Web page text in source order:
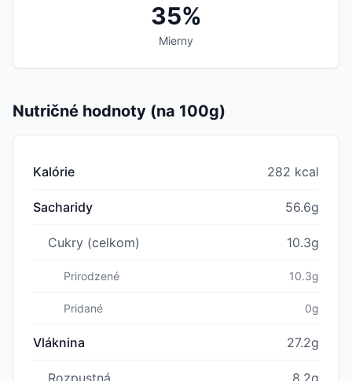
35%
Mierny
Nutričné hodnoty (na 100g)
Kalórie 282 kcal
Sacharidy 56.6g
Cukry (celkom) 10.3g
Prirodzené 10.3g
Pridané 0g
Vláknina 27.2g
Rozpustná 8.2g